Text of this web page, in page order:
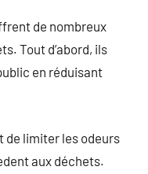
de nombreux
Tout d’abord, ils
en réduisant
de limiter les odeurs
aux déchets.